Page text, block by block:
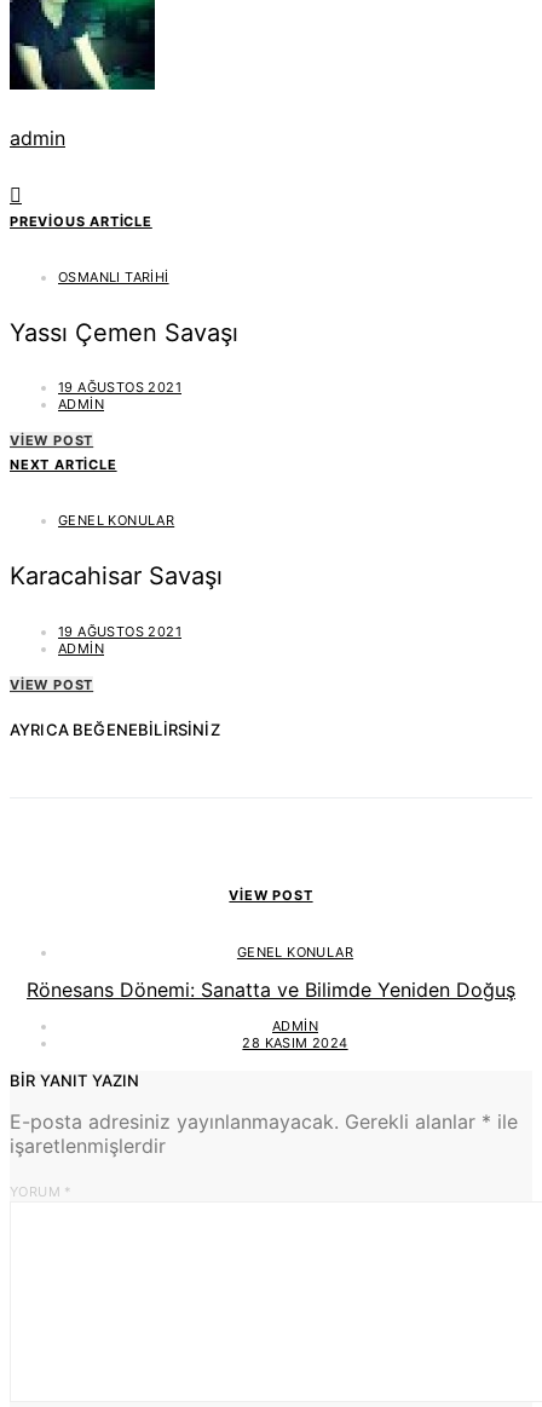
admin
PREVIOUS ARTICLE
OSMANLI TARIHI
Yassı Çemen Savaşı
19 AĞUSTOS 2021
ADMIN
VIEW POST
NEXT ARTICLE
GENEL KONULAR
Karacahisar Savaşı
19 AĞUSTOS 2021
ADMIN
VIEW POST
AYRICA BEĞENEBILIRSINIZ
VIEW POST
GENEL KONULAR
Rönesans Dönemi: Sanatta ve Bilimde Yeniden Doğuş
ADMIN
28 KASIM 2024
BIR YANIT YAZIN
E-posta adresiniz yayınlanmayacak. Gerekli alanlar * ile
işaretlenmişlerdir
YORUM *